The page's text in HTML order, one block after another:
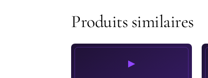
Produits similaires